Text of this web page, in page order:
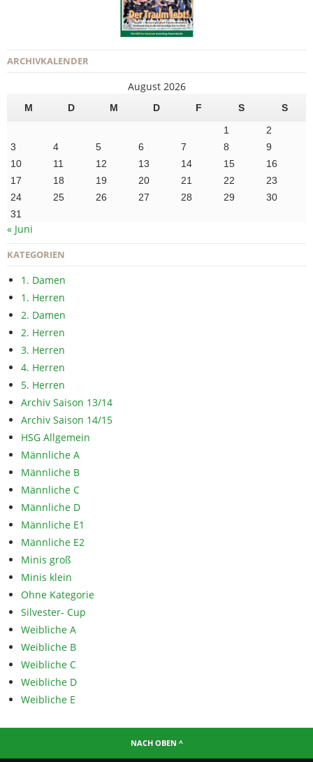
ARCHIVKALENDER
August 2026
M D M D F S
S
1
2
3
4 5 6 7 8
9
10
11 12 13 14 15
16
17
18 19 20 21 22
23
24
25 26 27 28 29
30
31
« Juni
KATEGORIEN
1. Damen
1. Herren
2. Damen
2. Herren
3. Herren
4. Herren
5. Herren
Archiv Saison 13/14
Archiv Saison 14/15
HSG Allgemein
Männliche A
Männliche B
Männliche C
Männliche D
Männliche E1
Männliche E2
Minis groß
Minis klein
Ohne Kategorie
Silvester- Cup
Weibliche A
Weibliche B
Weibliche C
Weibliche D
Weibliche E
NACH OBEN ^